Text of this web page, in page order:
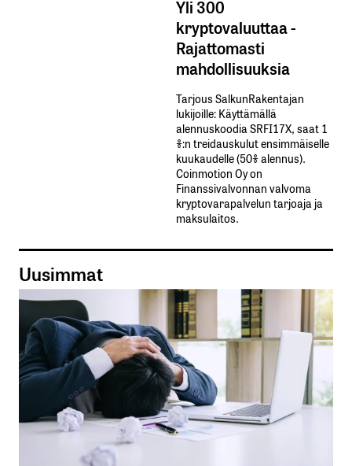
Yli 300
kryptovaluuttaa -
Rajattomasti
mahdollisuuksia
Tarjous SalkunRakentajan
lukijoille: Käyttämällä​ ​
alennuskoodia​ ​SRFI17X,​ ​saat​ ​1
%:n treidauskulut​ ​ensimmäiselle​ ​
kuukaudelle​ ​(50%​ ​alennus).
Coinmotion Oy on
Finanssivalvonnan valvoma
kryptovarapalvelun tarjoaja ja
maksulaitos.
Uusimmat